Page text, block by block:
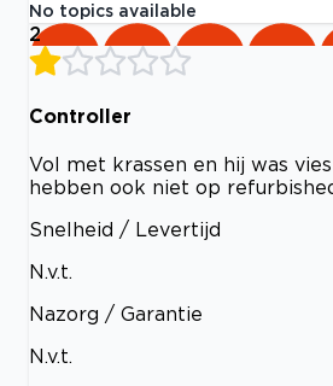
No topics available
2
Controller
Vol met krassen en hij was
hebben ook niet op
Snelheid / Levertijd
N.v.t.
Nazorg / Garantie
N.v.t.